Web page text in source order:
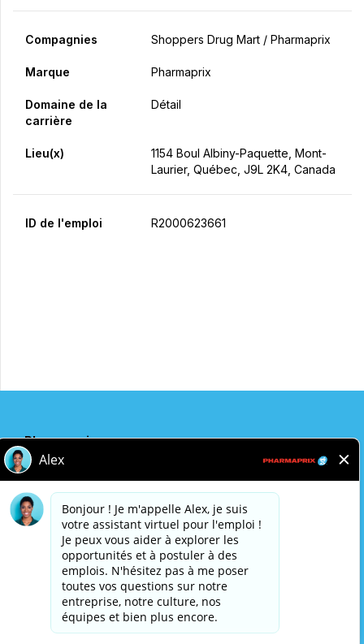
Compagnies Shoppers Drug Mart / Pharmaprix
Marque Pharmaprix
Domaine de la
carrière
Détail
Lieu(x)
1154 Boul Albiny-Paquette, Mont-
Laurier, Québec, J9L 2K4, Canada
ID de l'emploi R2000623661
Pharmaprix
Adresse de l'entreprise
243 Consumers Road
Toronto, ON
M2J 4W8
Politique de confidentialité
Avis légal
Accessibilité
Pharmaprix